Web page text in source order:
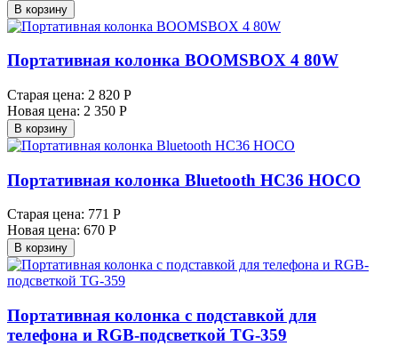
В корзину
Портативная колонка BOOMSBOX 4 80W
Старая цена: 2 820 Р
Новая цена: 2 350 Р
В корзину
Портативная колонка Bluetooth HC36 HOCO
Старая цена: 771 Р
Новая цена: 670 Р
В корзину
Портативная колонка с подставкой для
телефона и RGB-подсветкой TG-359